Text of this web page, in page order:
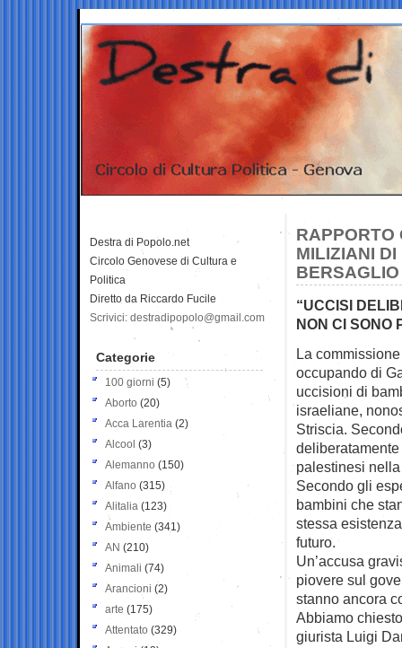
RAPPORTO
MILIZIANI
BERSAGLIO
“UCCISI
NON CI SONO
La
occupando di
uccisioni di
israeliane,
Striscia.
palestinesi
Secondo gli
bambini che
stessa
futuro.
Un’accusa
piovere sul
stanno ancora
Abbiamo
giurista Luigi
Destra di Popolo.net
Circolo Genovese di Cultura e
Politica
Diretto da Riccardo Fucile
Scrivici: destradipopolo@gmail.com
Categorie
100 giorni (5)
Aborto (20)
Acca Larentia (2)
Alcool (3)
Alemanno (150)
Alfano (315)
Alitalia (123)
Ambiente (341)
AN (210)
Animali (74)
Arancioni (2)
arte (175)
Attentato (329)